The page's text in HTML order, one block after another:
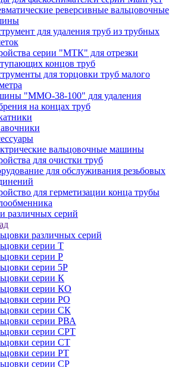
реверсивные вальцовочные
для удаления труб из трубных
серии "МТК" для отрезки
концов труб
для торцовки труб малого
"ММО-38-100" для удаления
на концах труб
вальцовочные машины
для очистки труб
для обслуживания резьбовых
для герметизации конца трубы
различных серий
различных серий
серии Т
серии Р
серии 5Р
серии К
серии КО
серии РО
серии СК
серии РВА
серии СРТ
серии СТ
серии РТ
серии СР